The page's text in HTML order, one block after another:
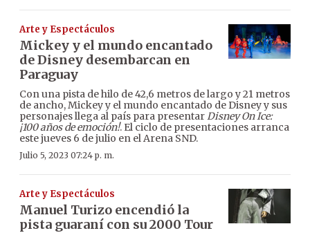
Arte y Espectáculos
Mickey y el mundo encantado
de Disney desembarcan en
Paraguay
Con una pista de hilo de 42,6 metros de largo y 21 metros
de ancho, Mickey y el mundo encantado de Disney y sus
personajes llega al país para presentarDisney On Ice:
¡100 años de emoción!. El ciclo de presentaciones arranca
este jueves 6 de julio en el Arena SND.
Julio 5, 2023 07:24 p. m.
Arte y Espectáculos
Manuel Turizo encendió la
pista guaraní con su 2000 Tour